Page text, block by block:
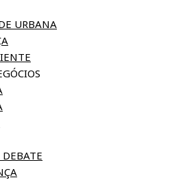
URBANA